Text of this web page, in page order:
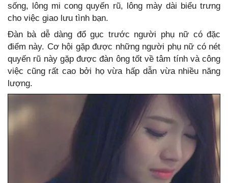
sống, lông mi cong quyến rũ, lông mày dài biểu trưng
cho việc giao lưu tình bạn.
Đàn bà dễ dàng đổ gục trước người phụ nữ có đặc
điểm này. Cơ hội gặp được những người phụ nữ có nét
quyến rũ này gặp được đàn ông tốt về tâm tính và công
việc cũng rất cao bởi họ vừa hấp dẫn vừa nhiều năng
lượng.